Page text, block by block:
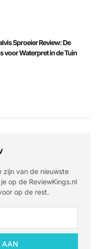
Sproeier Review: De
voor Waterpret in de Tuin
zijn van de nieuwste
op de ReviewKings.nl
op de rest.